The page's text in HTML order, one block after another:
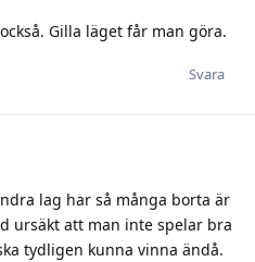
Gilla läget får man göra.
Svara
lag har så många borta är
ursäkt att man inte spelar bra
tydligen kunna vinna ändå.